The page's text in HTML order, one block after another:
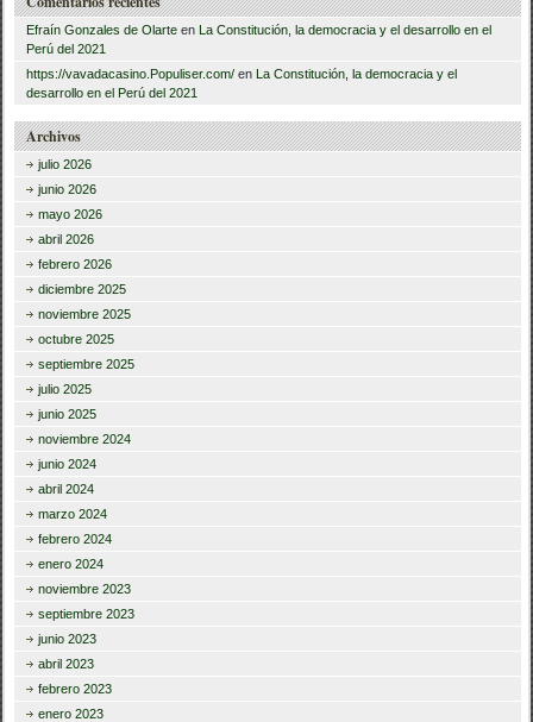
Efraín Gonzales de Olarte en La Constitución, la democracia y el desarrollo en el
Perú del 2021
https://vavadacasino.Populiser.com/ en La Constitución, la democracia y el
desarrollo en el Perú del 2021
Archivos
julio 2026
junio 2026
mayo 2026
abril 2026
febrero 2026
diciembre 2025
noviembre 2025
octubre 2025
septiembre 2025
julio 2025
junio 2025
noviembre 2024
junio 2024
abril 2024
marzo 2024
febrero 2024
enero 2024
noviembre 2023
septiembre 2023
junio 2023
abril 2023
febrero 2023
enero 2023